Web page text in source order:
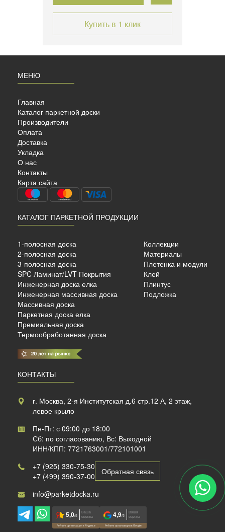
Купить в 1 клик
м²
МЕНЮ
Главная
Каталог паркетной доски
Производители
Оплата
Доставка
Укладка
О нас
Контакты
Карта сайта
КАТАЛОГ ПАРКЕТНОЙ ПРОДУКЦИИ
1-полосная доска
2-полосная доска
3-полосная доска
SPC Ламинат/LVT Покрытия
Инженерная доска елка
Инженерная массивная доска
Массивная доска
Паркетная доска елка
Премиальная доска
Термообработанная доска
Коллекции
Материалы
Плетенка и модули
Клей
Плинтус
Подложка
КОНТАКТЫ
г. Москва, 2-я Институтская д.6 стр.12 А, 2 этаж,
левое крыло
Пн-Пт: с 09:00 до 18:00
Сб: по согласованию, Вс: Выходной
ИНН/КПП: 7721763001/772101001
+7 (925) 330-75-30
+7 (499) 390-37-00
Обратная связь
info@parketdocka.ru
5,0/5
Ваша
оценка
Рейтинг организации в Яндексе
4,9/5
Ваша
оценка
Рейтинг организации в Google